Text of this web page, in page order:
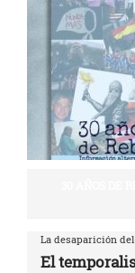
La desaparición
El